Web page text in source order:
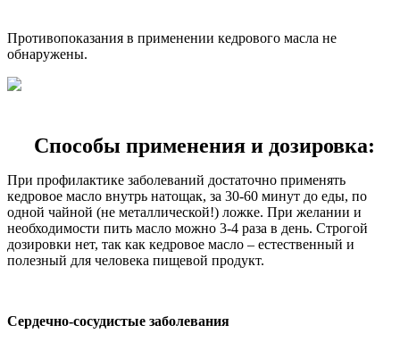
Противопоказания в применении кедрового масла не
обнаружены.
Способы применения и дозировка:
При профилактике заболеваний достаточно применять
кедровое масло внутрь натощак, за 30-60 минут до еды, по
одной чайной (не металлической!) ложке. При желании и
необходимости пить масло можно 3-4 раза в день. Строгой
дозировки нет, так как кедровое масло – естественный и
полезный для человека пищевой продукт.
Сердечно-сосудистые заболевания